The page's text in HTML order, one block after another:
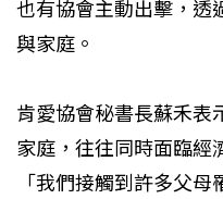
也有協會主動出擊，透
與家庭。
肯愛協會秘書長蘇禾表
家庭，往往同時面臨經
「我們接觸到許多父